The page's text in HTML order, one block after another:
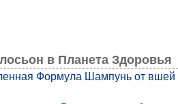
в Планета Здоровья
Формула Шампунь от вшей